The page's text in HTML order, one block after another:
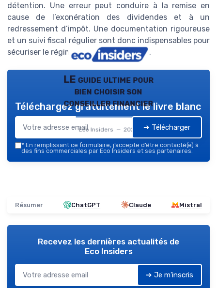
détention. Une erreur peut conduire à la remise en
cause de l’exonération des dividendes et à un
redressement d’impôt. Une documentation rigoureuse
et un suivi fiscal régulier sont donc indispensables pour
sécuriser le régime mère fille dividende.
LE guide ultime pour
bien choisir son
conseiller financier
Eco Insiders — 2026
Téléchargez gratuitement le livre blanc
➔ Télécharger
* En remplissant ce formulaire, j’accepte d’être contacté(e) à
des fins commerciales par Eco Insiders et ses partenaires.
Résumer ChatGPT Claude Mistral
Recevez les dernières actualités de
Eco Insiders
➔ Je m'inscris